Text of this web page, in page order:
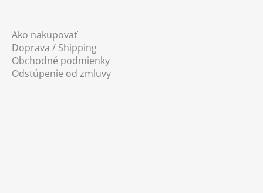
Ako nakupovať
Doprava / Shipping
Obchodné podmienky
Odstúpenie od zmluvy